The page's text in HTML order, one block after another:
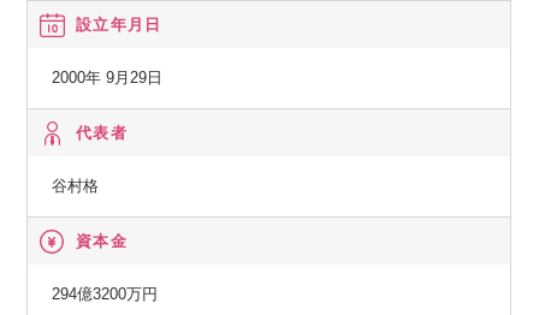
設立年月日
2000年 9月29日
代表者
谷村格
資本金
294億3200万円